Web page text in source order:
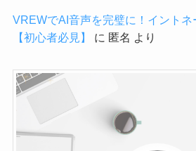
VREWでAI音声を完璧に！イントネ
【初心者必見】
に 匿名 より